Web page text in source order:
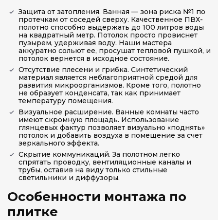
Защита от затопления. Ванная — зона риска №1 по
протечкам от соседей сверху. Качественное ПВХ-
полотно способно выдержать до 100 литров воды
на квадратный метр. Потолок просто провиснет
пузырем, удерживая воду. Наши мастера
аккуратно сольют ее, просушат тепловой пушкой, и
потолок вернется в исходное состояние.
Отсутствие плесени и грибка. Синтетический
материал является неблагоприятной средой для
развития микроорганизмов. Кроме того, полотно
не образует конденсата, так как принимает
температуру помещения.
Визуальное расширение. Ванные комнаты часто
имеют скромную площадь. Использование
глянцевых фактур позволяет визуально «поднять»
потолок и добавить воздуха в помещение за счет
зеркального эффекта.
Скрытие коммуникаций. За полотном легко
спрятать проводку, вентиляционные каналы и
трубы, оставив на виду только стильные
светильники и диффузоры.
Особенности монтажа по
плитке